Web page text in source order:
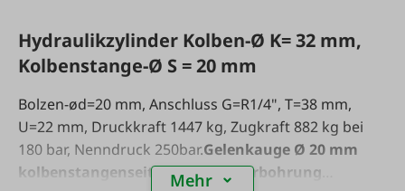
Hydraulikzylinder Kolben-Ø K= 32 mm,
Kolbenstange-Ø S = 20 mm
Bolzen-ød=20 mm, Anschluss G=R1/4", T=38 mm,
U=22 mm, Druckkraft 1447 kg, Zugkraft 882 kg bei
180 bar, Nenndruck 250bar.Gelenkauge Ø 20 mm
kolbenstangenseitig mit Schmierbohrung
Mehr